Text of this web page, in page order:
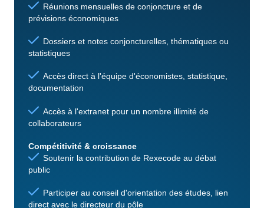
Réunions mensuelles de conjoncture et de
prévisions économiques
Dossiers et notes conjoncturelles, thématiques ou
statistiques
Accès direct à l'équipe d'économistes, statistique,
documentation
Accès à l'extranet pour un nombre illimité de
collaborateurs
Compétitivité & croissance
Soutenir la contribution de Rexecode au débat
public
Participer au conseil d'orientation des études, lien
direct avec le directeur du pôle